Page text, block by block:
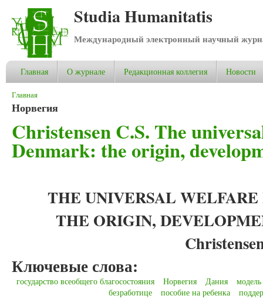
Studia Humanitatis
Международный электронный научный
Главная О журнале Редакционная коллегия Новости
Вы здесь
Главная
Норвегия
Christensen C.S. The
Denmark: the origin,
THE UNIVERSAL
THE ORIGIN,
Ключевые слова:
государство всеобщего благосостояния Норвегия Дания
безработице
пособие на ребенка